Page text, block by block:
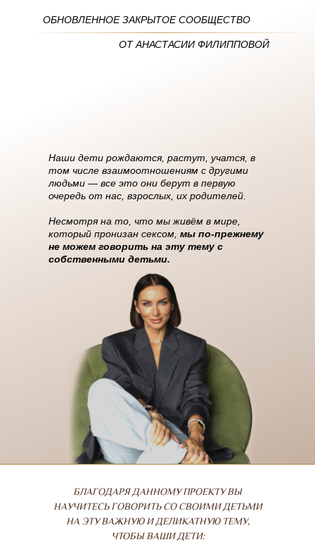
Наши дети рождаются, растут, учатся, в
том числе взаимоотношениям с другими
людьми — все это они берут в первую
очередь от нас, взрослых, их родителей.
Несмотря на то, что мы живём в мире,
который пронизан сексом, мы по-прежнему
не можем говорить на эту тему с
собственными детьми.
БЛАГОДАРЯ ДАННОМУ ПРОЕКТУ ВЫ
НАУЧИТЕСЬ ГОВОРИТЬ СО СВОИМИ ДЕТЬМИ
НА ЭТУ ВАЖНУЮ И ДЕЛИКАТНУЮ ТЕМУ,
ЧТОБЫ ВАШИ ДЕТИ:
ОБНОВЛЕННОЕ ЗАКРЫТОЕ СООБЩЕСТВО
ОТ АНАСТАСИИ ФИЛИППОВОЙ